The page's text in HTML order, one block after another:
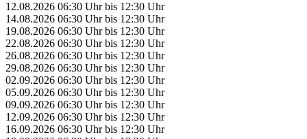
12.08.2026 06:30 Uhrbis 12:30 Uhr
14.08.2026 06:30 Uhrbis 12:30 Uhr
19.08.2026 06:30 Uhrbis 12:30 Uhr
22.08.2026 06:30 Uhrbis 12:30 Uhr
26.08.2026 06:30 Uhrbis 12:30 Uhr
29.08.2026 06:30 Uhrbis 12:30 Uhr
02.09.2026 06:30 Uhrbis 12:30 Uhr
05.09.2026 06:30 Uhrbis 12:30 Uhr
09.09.2026 06:30 Uhrbis 12:30 Uhr
12.09.2026 06:30 Uhrbis 12:30 Uhr
16.09.2026 06:30 Uhrbis 12:30 Uhr